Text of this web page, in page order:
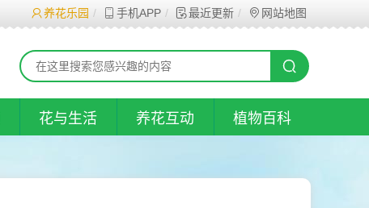
养花乐园 手机APP 最近更新 网站地图
花与生活 养花互动 植物百科